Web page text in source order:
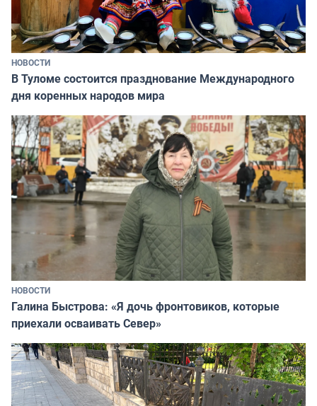
НОВОСТИ
В Туломе состоится празднование Международного
дня коренных народов мира
НОВОСТИ
Галина Быстрова: «Я дочь фронтовиков, которые
приехали осваивать Север»